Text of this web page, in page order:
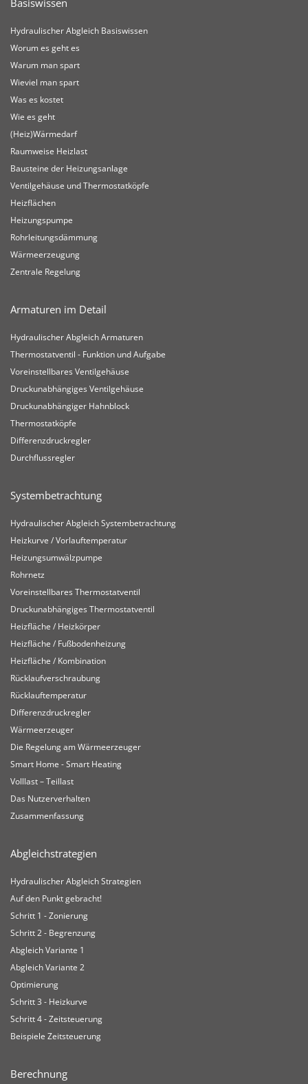
Basiswissen
Hydraulischer Abgleich Basiswissen
Worum es geht es
Warum man spart
Wieviel man spart
Was es kostet
Wie es geht
(Heiz)Wärmedarf
Raumweise Heizlast
Bausteine der Heizungsanlage
Ventilgehäuse und Thermostatköpfe
Heizflächen
Heizungspumpe
Rohrleitungsdämmung
Wärmeerzeugung
Zentrale Regelung
Armaturen im Detail
Hydraulischer Abgleich Armaturen
Thermostatventil - Funktion und Aufgabe
Voreinstellbares Ventilgehäuse
Druckunabhängiges Ventilgehäuse
Druckunabhängiger Hahnblock
Thermostatköpfe
Differenzdruckregler
Durchflussregler
Systembetrachtung
Hydraulischer Abgleich Systembetrachtung
Heizkurve / Vorlauftemperatur
Heizungsumwälzpumpe
Rohrnetz
Voreinstellbares Thermostatventil
Druckunabhängiges Thermostatventil
Heizfläche / Heizkörper
Heizfläche / Fußbodenheizung
Heizfläche / Kombination
Rücklaufverschraubung
Rücklauftemperatur
Differenzdruckregler
Wärmeerzeuger
Die Regelung am Wärmeerzeuger
Smart Home - Smart Heating
Volllast – Teillast
Das Nutzerverhalten
Zusammenfassung
Abgleichstrategien
Hydraulischer Abgleich Strategien
Auf den Punkt gebracht!
Schritt 1 - Zonierung
Schritt 2 - Begrenzung
Abgleich Variante 1
Abgleich Variante 2
Optimierung
Schritt 3 - Heizkurve
Schritt 4 - Zeitsteuerung
Beispiele Zeitsteuerung
Berechnung